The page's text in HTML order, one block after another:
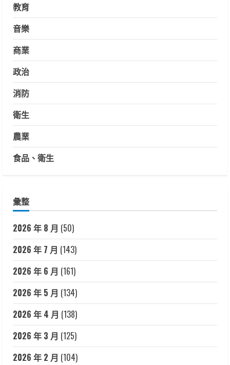
教育
音樂
商業
政治
消防
衛生
農業
食品、衛生
彙整
2026 年 8 月 (50)
2026 年 7 月 (143)
2026 年 6 月 (161)
2026 年 5 月 (134)
2026 年 4 月 (138)
2026 年 3 月 (125)
2026 年 2 月 (104)